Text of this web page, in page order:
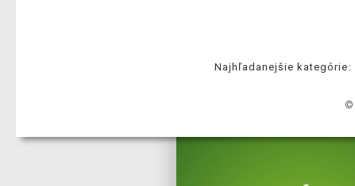
Najhľadanejšie kategórie:
©